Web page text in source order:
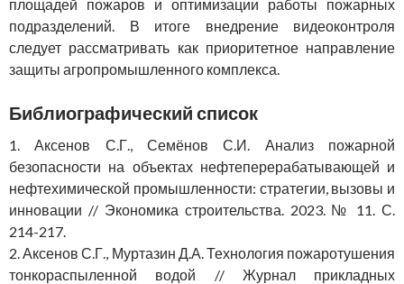
площадей пожаров и оптимизации работы пожарных
подразделений. В итоге внедрение видеоконтроля
следует рассматривать как приоритетное направление
защиты агропромышленного комплекса.
Библиографический список
1. Аксенов С.Г., Семёнов С.И. Анализ пожарной
безопасности на объектах нефтеперерабатывающей и
нефтехимической промышленности: стратегии, вызовы и
инновации // Экономика строительства. 2023. № 11. С.
214-217.
2. Аксенов С.Г., Муртазин Д.А. Технология пожаротушения
тонкораспыленной водой // Журнал прикладных